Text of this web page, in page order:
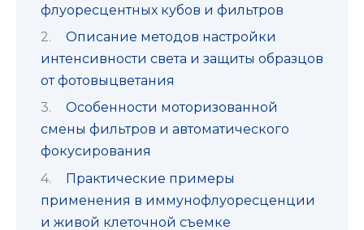
флуоресцентных кубов и фильтров
Описание методов настройки
интенсивности света и защиты образцов
от фотовыцветания
Особенности моторизованной
смены фильтров и автоматического
фокусирования
Практические примеры
применения в иммунофлуоресценции
и живой клеточной съемке